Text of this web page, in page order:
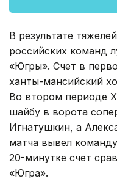
В результате
российских команд
«Югры». Счет в
ханты-мансийский
Во втором периоде
шайбу в ворота
Игнатушкин, а
матча вывел
20-минутке счет
«Югра».